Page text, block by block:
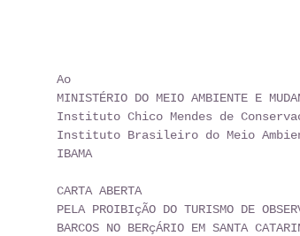
Ao
MINISTÉRIO DO MEIO AMBIENTE E
Instituto Chico Mendes de
Instituto Brasileiro do Meio
IBAMA
CARTA ABERTA
PELA PROIBIçÃO DO TURISMO DE
BARCOS NO BERçÁRIO EM SANTA